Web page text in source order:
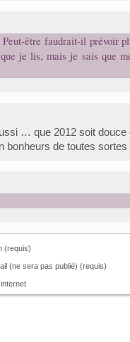
être faudrait-il prévoir
je lis, mais je sais que
… que 2012 soit douce
bonheurs de toutes sortes
(requis)
(ne sera pas publié) (requis)